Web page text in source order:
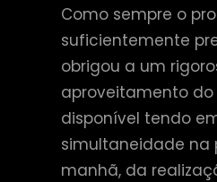
Como sempre o
suficientemente
obrigou a um
aproveitamento
disponível tendo
simultaneidade na
manhã, da